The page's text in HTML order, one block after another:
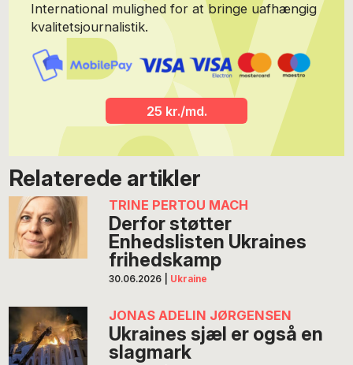
International mulighed for at bringe uafhængig
kvalitetsjournalistik.
25 kr./md.
Relaterede artikler
TRINE PERTOU MACH
Derfor støtter
Enhedslisten Ukraines
frihedskamp
30.06.2026 Ukraine
JONAS ADELIN JØRGENSEN
Ukraines sjæl er også en
slagmark